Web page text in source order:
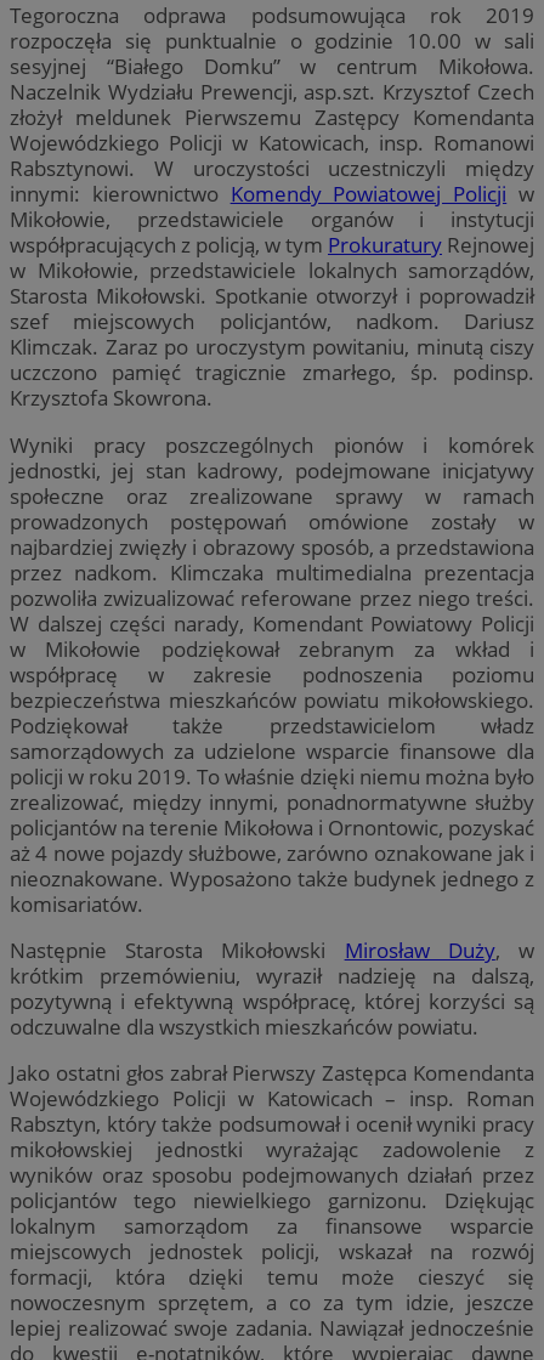
Tegoroczna odprawa podsumowująca rok 2019
rozpoczęła się punktualnie o godzinie 10.00 w sali
sesyjnej “Białego Domku” w centrum Mikołowa.
Naczelnik Wydziału Prewencji, asp.szt. Krzysztof Czech
złożył meldunek Pierwszemu Zastępcy Komendanta
Wojewódzkiego Policji w Katowicach, insp. Romanowi
Rabsztynowi. W uroczystości uczestniczyli między
innymi: kierownictwo Komendy Powiatowej Policji w
Mikołowie, przedstawiciele organów i instytucji
współpracujących z policją, w tym Prokuratury Rejnowej
w Mikołowie, przedstawiciele lokalnych samorządów,
Starosta Mikołowski. Spotkanie otworzył i poprowadził
szef miejscowych policjantów, nadkom. Dariusz
Klimczak. Zaraz po uroczystym powitaniu, minutą ciszy
uczczono pamięć tragicznie zmarłego, śp. podinsp.
Krzysztofa Skowrona.
Wyniki pracy poszczególnych pionów i komórek
jednostki, jej stan kadrowy, podejmowane inicjatywy
społeczne oraz zrealizowane sprawy w ramach
prowadzonych postępowań omówione zostały w
najbardziej zwięzły i obrazowy sposób, a przedstawiona
przez nadkom. Klimczaka multimedialna prezentacja
pozwoliła zwizualizować referowane przez niego treści.
W dalszej części narady, Komendant Powiatowy Policji
w Mikołowie podziękował zebranym za wkład i
współpracę w zakresie podnoszenia poziomu
bezpieczeństwa mieszkańców powiatu mikołowskiego.
Podziękował także przedstawicielom władz
samorządowych za udzielone wsparcie finansowe dla
policji w roku 2019. To właśnie dzięki niemu można było
zrealizować, między innymi, ponadnormatywne służby
policjantów na terenie Mikołowa i Ornontowic, pozyskać
aż 4 nowe pojazdy służbowe, zarówno oznakowane jak i
nieoznakowane. Wyposażono także budynek jednego z
komisariatów.
Następnie Starosta Mikołowski Mirosław Duży, w
krótkim przemówieniu, wyraził nadzieję na dalszą,
pozytywną i efektywną współpracę, której korzyści są
odczuwalne dla wszystkich mieszkańców powiatu.
Jako ostatni głos zabrał Pierwszy Zastępca Komendanta
Wojewódzkiego Policji w Katowicach – insp. Roman
Rabsztyn, który także podsumował i ocenił wyniki pracy
mikołowskiej jednostki wyrażając zadowolenie z
wyników oraz sposobu podejmowanych działań przez
policjantów tego niewielkiego garnizonu. Dziękując
lokalnym samorządom za finansowe wsparcie
miejscowych jednostek policji, wskazał na rozwój
formacji, która dzięki temu może cieszyć się
nowoczesnym sprzętem, a co za tym idzie, jeszcze
lepiej realizować swoje zadania. Nawiązał jednocześnie
do kwestii e-notatników, które wypierając dawne